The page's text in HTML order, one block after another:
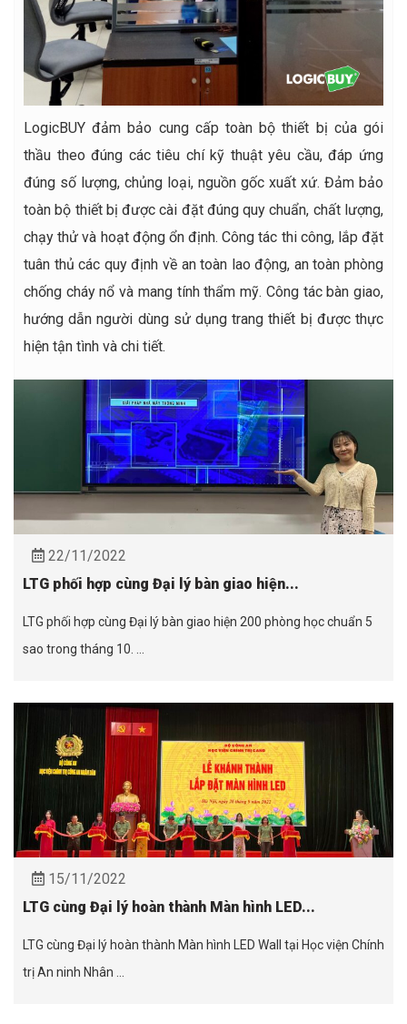
LogicBUY đảm bảo cung cấp toàn bộ thiết bị của gói
thầu theo đúng các tiêu chí kỹ thuật yêu cầu, đáp ứng
đúng số lượng, chủng loại, nguồn gốc xuất xứ. Đảm bảo
toàn bộ thiết bị được cài đặt đúng quy chuẩn, chất lượng,
chạy thử và hoạt động ổn định. Công tác thi công, lắp đặt
tuân thủ các quy định về an toàn lao động, an toàn phòng
chống cháy nổ và mang tính thẩm mỹ. Công tác bàn giao,
hướng dẫn người dùng sử dụng trang thiết bị được thực
hiện tận tình và chi tiết.
22/11/2022
LTG phối hợp cùng Đại lý bàn giao hiện...
LTG phối hợp cùng Đại lý bàn giao hiện 200 phòng học chuẩn 5
sao trong tháng 10. ...
15/11/2022
LTG cùng Đại lý hoàn thành Màn hình LED...
LTG cùng Đại lý hoàn thành Màn hình LED Wall tại Học viện Chính
trị An ninh Nhân ...